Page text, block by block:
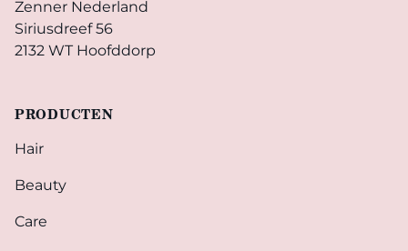
Zenner Nederland
Siriusdreef 56
2132 WT Hoofddorp
PRODUCTEN
Hair
Beauty
Care